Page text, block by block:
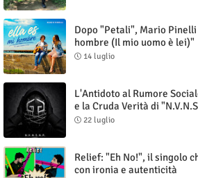
Dopo "Petali", Mario
hombre (Il mio uomo è lei)"
14 luglio
L'Antidoto al Rumore
e la Cruda Verità di
22 luglio
Relief: "Eh No!", il singolo
con ironia e autenticità